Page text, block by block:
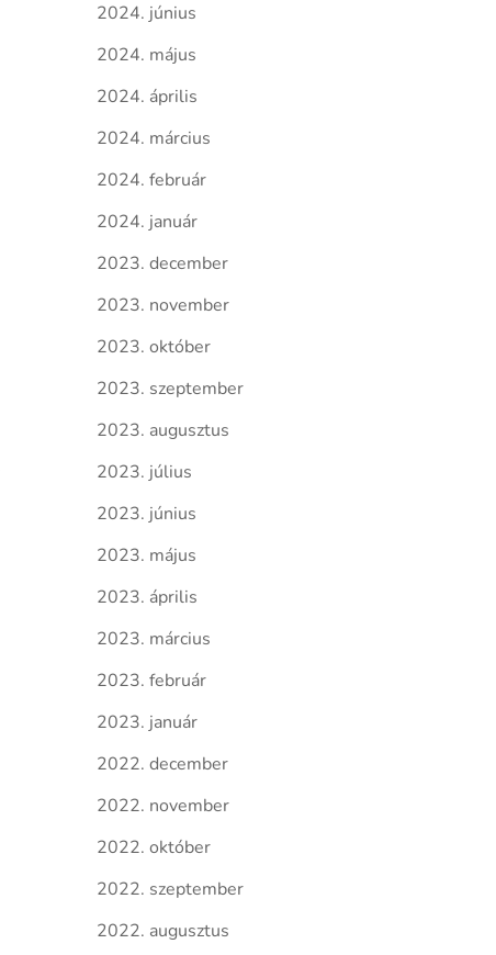
2024. június
2024. május
2024. április
2024. március
2024. február
2024. január
2023. december
2023. november
2023. október
2023. szeptember
2023. augusztus
2023. július
2023. június
2023. május
2023. április
2023. március
2023. február
2023. január
2022. december
2022. november
2022. október
2022. szeptember
2022. augusztus